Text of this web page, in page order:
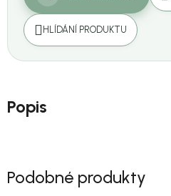
HLÍDÁNÍ PRODUKTU
Popis
Podobné produkty